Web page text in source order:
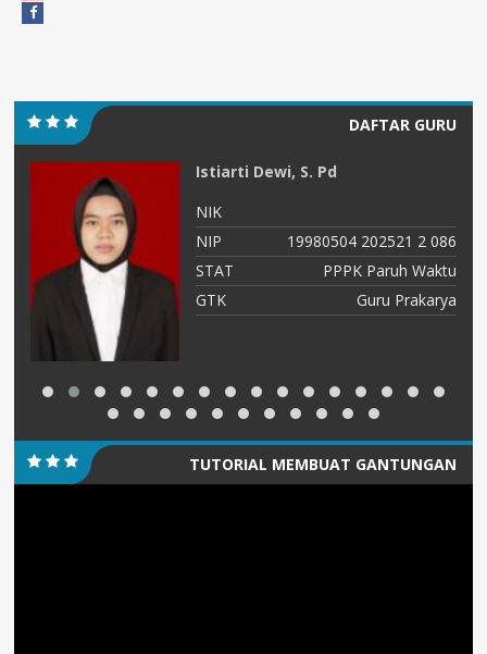
DAFTAR GURU
Istiarti Dewi, S. Pd
NIK
NIP
19980504 202521 2 086
STAT
PPPK Paruh Waktu
GTK
Guru Prakarya
TUTORIAL MEMBUAT GANTUNGAN